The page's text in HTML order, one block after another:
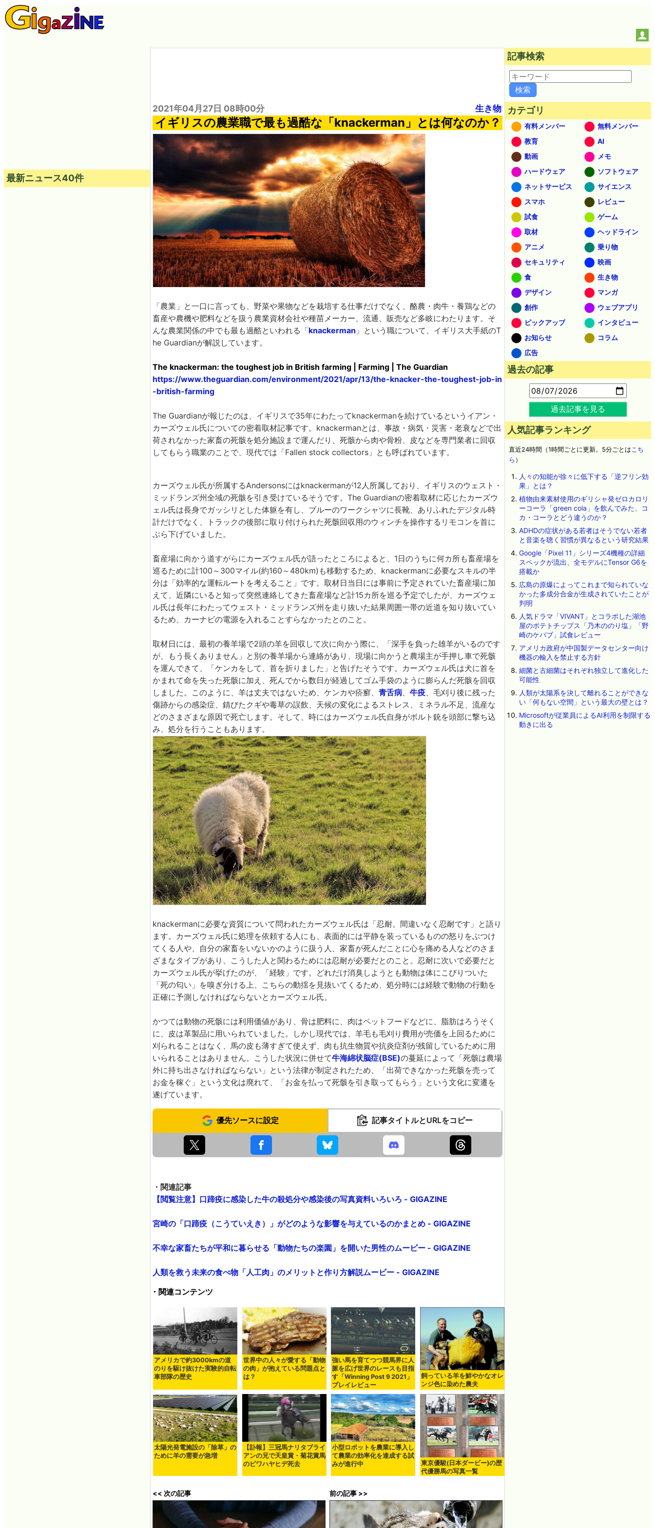
2021年04月27日 08時00分 生き物
イギリスの農業職で最も過酷な「knackerman」とは何なのか？
「農業」と一口に言っても、野菜や果物などを栽培する仕事だけでなく、酪農・肉牛・養鶏などの
畜産や農機や肥料などを扱う農業資材会社や種苗メーカー、流通、販売など多岐にわたります。そ
んな農業関係の中でも最も過酷といわれる「knackerman 」という職について、イギリス大手紙のT
he Guardianが解説しています。
The knackerman: the toughest job in British farming | Farming | The Guardian
https://www.theguardian.com/environment/2021/apr/13/the-knacker-the-toughest-job-in
-british-farming
The Guardianが報じたのは、イギリスで35年にわたってknackermanを続けているというイアン・
カーズウェル氏についての密着取材記事です。knackermanとは、事故・病気・災害・老衰などで出
荷されなかった家畜の死骸を処分施設まで運んだり、死骸から肉や骨粉、皮などを専門業者に回収
してもらう職業のことで、現代では「Fallen stock collectors」とも呼ばれています。
カーズウェル氏が所属するAndersonsにはknackermanが12人所属しており、イギリスのウェスト・
ミッドランズ州全域の死骸を引き受けているそうです。The Guardianの密着取材に応じたカーズウ
ェル氏は長身でガッシリとした体躯を有し、ブルーのワークシャツに長靴、ありふれたデジタル時
計だけでなく、トラックの後部に取り付けられた死骸回収用のウィンチを操作するリモコンを首に
ぶら下げていました。
畜産場に向かう道すがらにカーズウェル氏が語ったところによると、1日のうちに何カ所も畜産場を
巡るために計100～300マイル(約160～480km)も移動するため、knackermanに必要なスキルの半
分は「効率的な運転ルートを考えること」です。取材日当日には事前に予定されていた畜産場に加
えて、近隣にいると知って突然連絡してきた畜産場など計15カ所を巡る予定でしたが、カーズウェ
ル氏は長年にわたってウェスト・ミッドランズ州を走り抜いた結果周囲一帯の近道を知り抜いてい
るため、カーナビの電源を入れることすらなかったとのこと。
取材日には、最初の養羊場で2頭の羊を回収して次に向かう際に、「深手を負った雄羊がいるのです
が、もう長くありません」と別の養羊場から連絡があり、現場に向かうと農場主が手押し車で死骸
を運んできて、「ケンカをして、首を折りました」と告げたそうです。カーズウェル氏は犬に首を
かまれて命を失った死骸に加え、死んでから数日が経過してゴム手袋のように膨らんだ死骸を回収
しました。このように、羊は丈夫ではないため、ケンカや疥癬、 青舌病 牛疫 、毛刈り後に残った
傷跡からの感染症、錆びたクギや毒草の誤飲、天候の変化によるストレス、ミネラル不足、流産な
どのさまざまな原因で死亡します。そして、時にはカーズウェル氏自身がボルト銃を頭部に撃ち込
み、処分を行うこともあります。
knackermanに必要な資質について問われたカーズウェル氏は「忍耐。間違いなく忍耐です」と語り
ます。カーズウェル氏に処理を依頼する人にも、表面的には平静を装っているものの怒りをぶつけ
てくる人や、自分の家畜をいないかのように扱う人、家畜が死んだことに心を痛める人などのさま
ざまなタイプがあり、こうした人と関わるためには忍耐が必要だとのこと。忍耐に次いで必要だと
カーズウェル氏が挙げたのが、「経験」です。どれだけ消臭しようとも動物は体にこびりついた
「死の匂い」を嗅ぎ分ける上、こちらの動揺を見抜いてくるため、処分時には経験で動物の行動を
正確に予測しなければならないとカーズウェル氏。
かつては動物の死骸には利用価値があり、骨は肥料に、肉はペットフードなどに、脂肪はろうそく
に、皮は革製品に用いられていました。しかし現代では、羊毛も毛刈り費用が売価を上回るために
刈られることはなく、馬の皮も薄すぎて使えず、肉も抗生物質や抗炎症剤が残留しているために用
いられることはありません。こうした状況に併せて牛海綿状脳症(BSE)の蔓延によって「死骸は農場
外に持ち出さなければならない」という法律が制定されたため、「出荷できなかった死骸を売って
お金を稼ぐ」という文化は廃れて、「お金を払って死骸を引き取ってもらう」という文化に変遷を
遂げています。
優先ソースに設定 記事タイトルとURLをコピー
・関連記事
【閲覧注意】口蹄疫に感染した牛の殺処分や感染後の写真資料いろいろ - GIGAZINE
宮崎の「口蹄疫（こうていえき）」がどのような影響を与えているのかまとめ - GIGAZINE
不幸な家畜たちが平和に暮らせる「動物たちの楽園」を開いた男性のムービー - GIGAZINE
人類を救う未来の食べ物「人工肉」のメリットと作り方解説ムービー - GIGAZINE
・関連コンテンツ
アメリカで約3000kmの道
のりを駆け抜けた実験的自転
車部隊の歴史
世界中の人々が愛する「動物
の肉」が抱えている問題点と
は？
強い馬を育てつつ競馬界に人
脈を広げ世界のレースも目指
す「Winning Post 9 2021」
プレイレビュー
飼っている羊を鮮やかなオレ
ンジ色に染めた農夫
太陽光発電施設の「除草」の
ために羊の需要が急増
【訃報】三冠馬ナリタブライ
アンの兄で天皇賞・菊花賞馬
のビワハヤヒデ死去
小型ロボットを農業に導入し
て農業の効率化を達成する試
みが進行中
東京優駿(日本ダービー)の歴
代優勝馬の写真一覧
<< 次の記事 前の記事 >>
最新ニュース40件
記事検索
カテゴリ
有料メンバー
無料メンバー
教育
AI
動画
メモ
ハードウェア
ソフトウェア
ネットサービス
サイエンス
スマホ
レビュー
試食
ゲーム
取材
ヘッドライン
アニメ
乗り物
セキュリティ
映画
食
生き物
デザイン
マンガ
創作
ウェブアプリ
ピックアップ
インタビュー
お知らせ
コラム
広告
過去の記事
過去記事を見る
人気記事ランキング
直近24時間（1時間ごとに更新。5分ごとはこち
ら ）
人々の知能が徐々に低下する「逆フリン効
果」とは？
植物由来素材使用のギリシャ発ゼロカロリ
ーコーラ「green cola」を飲んでみた、コ
カ・コーラとどう違うのか？
ADHDの症状がある若者はそうでない若者
と音楽を聴く習慣が異なるという研究結果
Google「Pixel 11」シリーズ4機種の詳細
スペックが流出、全モデルにTensor G6を
搭載か
広島の原爆によってこれまで知られていな
かった多成分合金が生成されていたことが
判明
人気ドラマ「VIVANT」とコラボした湖池
屋のポテトチップス「乃木ののり塩」「野
崎のケバブ」試食レビュー
アメリカ政府が中国製データセンター向け
機器の輸入を禁止する方針
細菌と古細菌はそれぞれ独立して進化した
可能性
人類が太陽系を決して離れることができな
い「何もない空間」という最大の壁とは？
Microsoftが従業員によるAI利用を制限する
動きに出る